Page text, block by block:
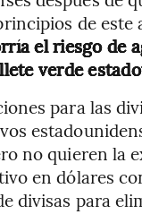
de este
el riesgo de
verde
para las
no quieren la
en dólares
divisas para